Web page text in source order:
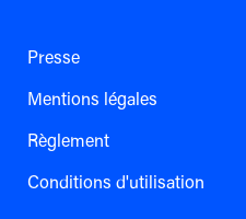
Presse
Mentions légales
Règlement
Conditions d'utilisation